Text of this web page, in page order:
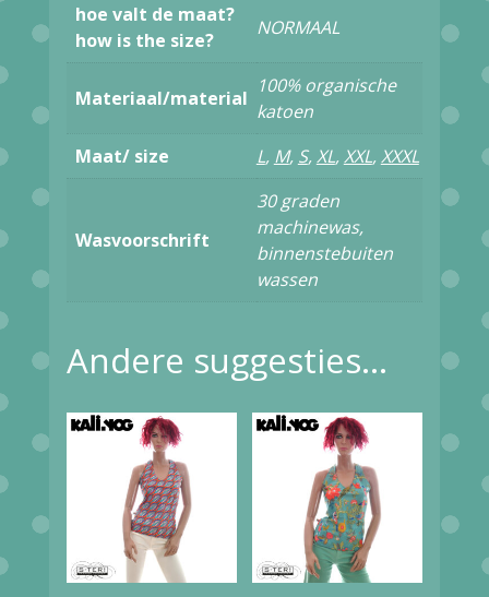
PENELOP
ART
hoe valt de maat?
how is the size?
NORMAAL
Materiaal/material
100% organische
katoen
Maat/ size
L, M, S,XL,XXL,XXXL
Wasvoorschrift
30 graden
machinewas,
binnenstebuiten
wassen
Andere suggesties…